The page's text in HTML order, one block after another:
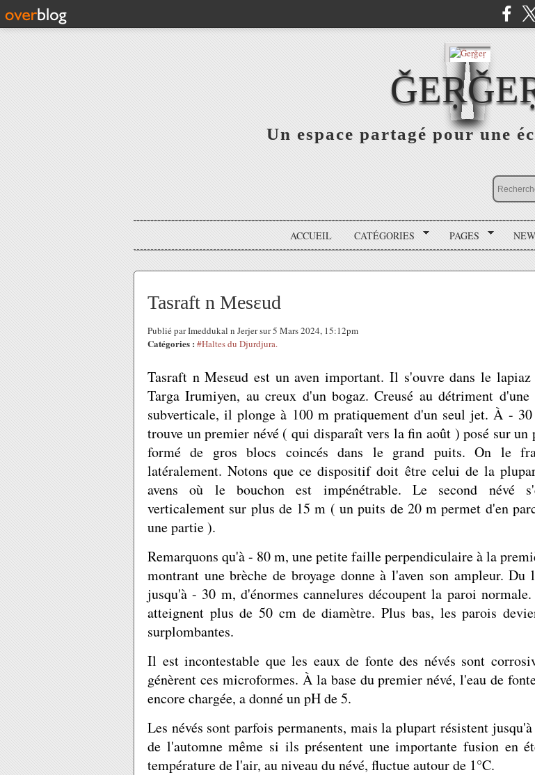
Un espace partagé pour une
ACCUEIL CATÉGORIES PAGES
Tasraft n Mesɛud
Publié par Imeddukal n Jerjer sur 5 Mars 2024, 15:12pm
Catégories : #Haltes du Djurdjura.
Tasraft n Mesɛud est un aven important. Il s'ouvre dans le
Targa Irumiyen, au creux d'un bogaz. Creusé au détriment
subverticale, il plonge à 100 m pratiquement d'un seul jet. À -
trouve un premier névé ( qui disparaît vers la fin août ) posé sur un
formé de gros blocs coincés dans le grand puits. On le
latéralement. Notons que ce dispositif doit être celui de la
avens où le bouchon est impénétrable. Le second névé
verticalement sur plus de 15 m ( un puits de 20 m permet d'en
une partie ).
Remarquons qu'à - 80 m, une petite faille perpendiculaire à la
montrant une brèche de broyage donne à l'aven son ampleur. Du
jusqu'à - 30 m, d'énormes cannelures découpent la paroi
atteignent plus de 50 cm de diamètre. Plus bas, les parois
surplombantes.
Il est incontestable que les eaux de fonte des névés sont
génèrent ces microformes. À la base du premier névé, l'eau de
encore chargée, a donnéun pH de 5.
Les névés sont parfois permanents, mais la plupart résistent
de l'automne même si ils présentent une importante fusion en
température de l'air, au niveau du névé, fluctue autour de 1°C.